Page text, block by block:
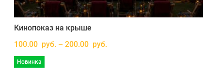
Кинопоказ на крыше
100.00 руб. – 200.00 руб.
Новинка